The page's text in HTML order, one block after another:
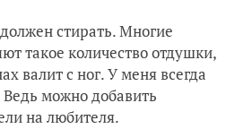
стирать. Многие
такое количество отдушки,
валит с ног. У меня всегда
можно добавить
на любителя.